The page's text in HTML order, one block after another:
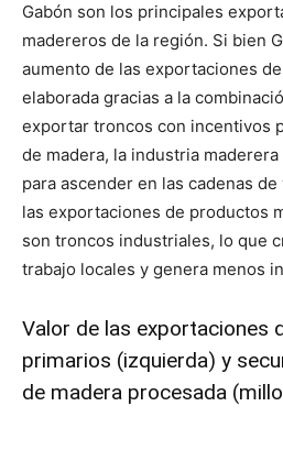
Gabón son los principales
madereros de la región. Si bien
aumento de las exportaciones
elaborada gracias a la
exportar troncos con incentivos
de madera, la industria
para ascender en las cadenas
las exportaciones de productos
son troncos industriales, lo que
trabajo locales y genera menos
Valor de las exportaciones
primarios (izquierda) y
de madera procesada